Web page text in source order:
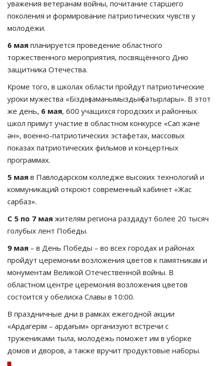
уважения ветеранам войны, почитание старшего
поколения и формирование патриотических чувств у
молодёжи.
6 мая планируется проведение областного
торжественного мероприятия, посвящённого Дню
защитника Отечества.
Кроме того, в школах области пройдут патриотические
уроки мужества «Біздің заманымыздың батырлары». В этот
же день, 6 мая, 600 учащихся городских и районных
школ примут участие в областном конкурсе «Сап және
ән», военно-патриотических эстафетах, массовых
показах патриотических фильмов и концертных
программах.
5 мая в Павлодарском колледже высоких технологий и
коммуникаций откроют современный кабинет «Жас
сарбаз».
С 5 по 7 мая жителям региона раздадут более 20 тысяч
голубых лент Победы.
9 мая – в День Победы – во всех городах и районах
пройдут церемонии возложения цветов к памятникам и
монументам Великой Отечественной войны. В
областном центре церемония возложения цветов
состоится у обелиска Славы в 10:00.
В праздничные дни в рамках ежегодной акции
«Ардагерім – ардағым» организуют встречи с
тружениками тыла, молодёжь поможет им в уборке
домов и дворов, а также вручит продуктовые наборы.